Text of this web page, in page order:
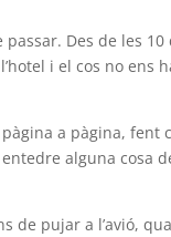
Des de les
i el cos no ens
a pàgina,
alguna cosa
de pujar a l’avió,